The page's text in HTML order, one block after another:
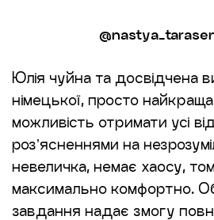
Юлія чуйна та досвідчена
німецької, просто
можливість отримати усі
розʼясненнями на
невеличка, немає хаосу,
максимально комфортно.
завдання надає змогу